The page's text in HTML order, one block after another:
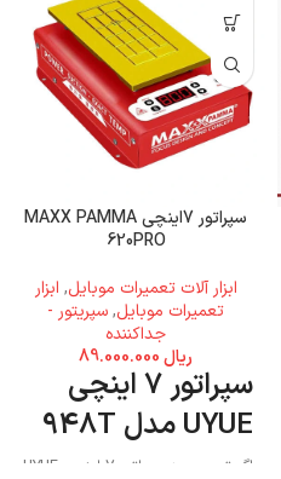
سپراتور 7اینچی MAXX PAMMA
620PRO
ابزار آلات تعمیرات موبایل, ابزار
تعمیرات موبایل,سپریتور -
جداکننده
ریال
سپراتور 7 اینچی
UYUE مدل 948T
اگر تصمیم به سپراتور 7 اینچی UYUE